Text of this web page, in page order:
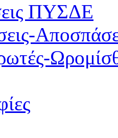
ΠΥΣΔΕ